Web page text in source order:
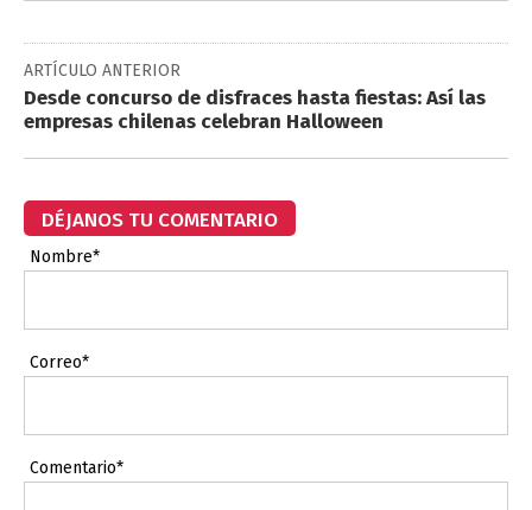
ARTÍCULO ANTERIOR
Desde concurso de disfraces hasta fiestas: Así las
empresas chilenas celebran Halloween
DÉJANOS TU COMENTARIO
Nombre*
Correo*
Comentario*